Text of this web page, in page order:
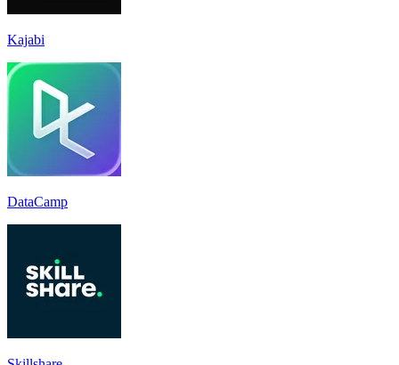
Kajabi
DataCamp